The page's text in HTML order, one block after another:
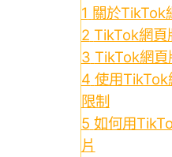
1 關於TikTok
2 TikTok網頁
3 TikTok網頁
4 使用TikTok
限制
5 如何用
片